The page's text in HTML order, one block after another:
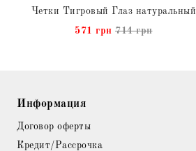
Четки Тигровый Глаз натуральный
571 грн 714 грн
Информация
Договор оферты
Кредит/Рассрочка